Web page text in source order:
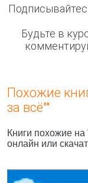
Будьте в
Похожие
за всё""
Книги похожие
онлайн или